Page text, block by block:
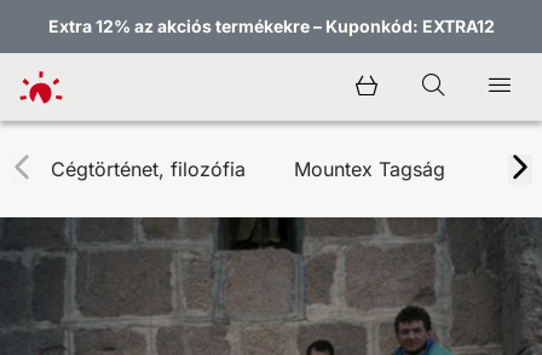
Extra 12% az akciós termékekre – Kuponkód: EXTRA12
Cégtörténet, filozófia Mountex Tagság